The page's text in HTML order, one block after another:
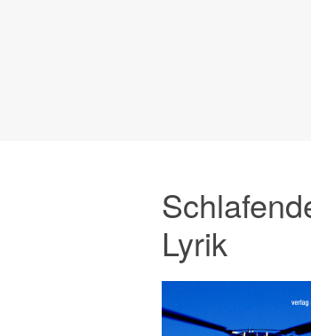
Lyrik